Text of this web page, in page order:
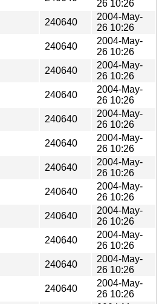
26 10:26
240640
2004-May-
26 10:26
240640
2004-May-
26 10:26
240640
2004-May-
26 10:26
240640
2004-May-
26 10:26
240640
2004-May-
26 10:26
240640
2004-May-
26 10:26
240640
2004-May-
26 10:26
240640
2004-May-
26 10:26
240640
2004-May-
26 10:26
240640
2004-May-
26 10:26
240640
2004-May-
26 10:26
240640
2004-May-
26 10:26